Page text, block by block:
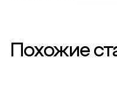
Похожие